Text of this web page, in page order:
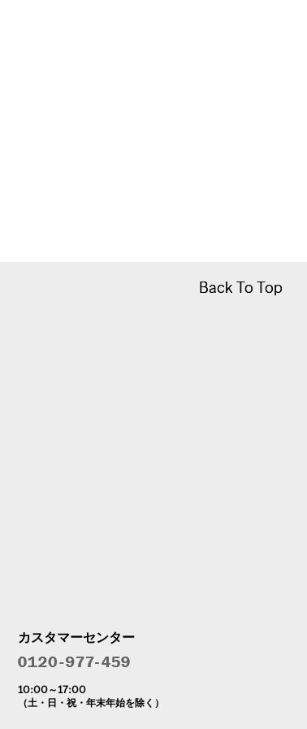
Back To Top
Back To Top
カスタマーセンター
10:00～17:00
（土・日・祝・年末年始を除く）